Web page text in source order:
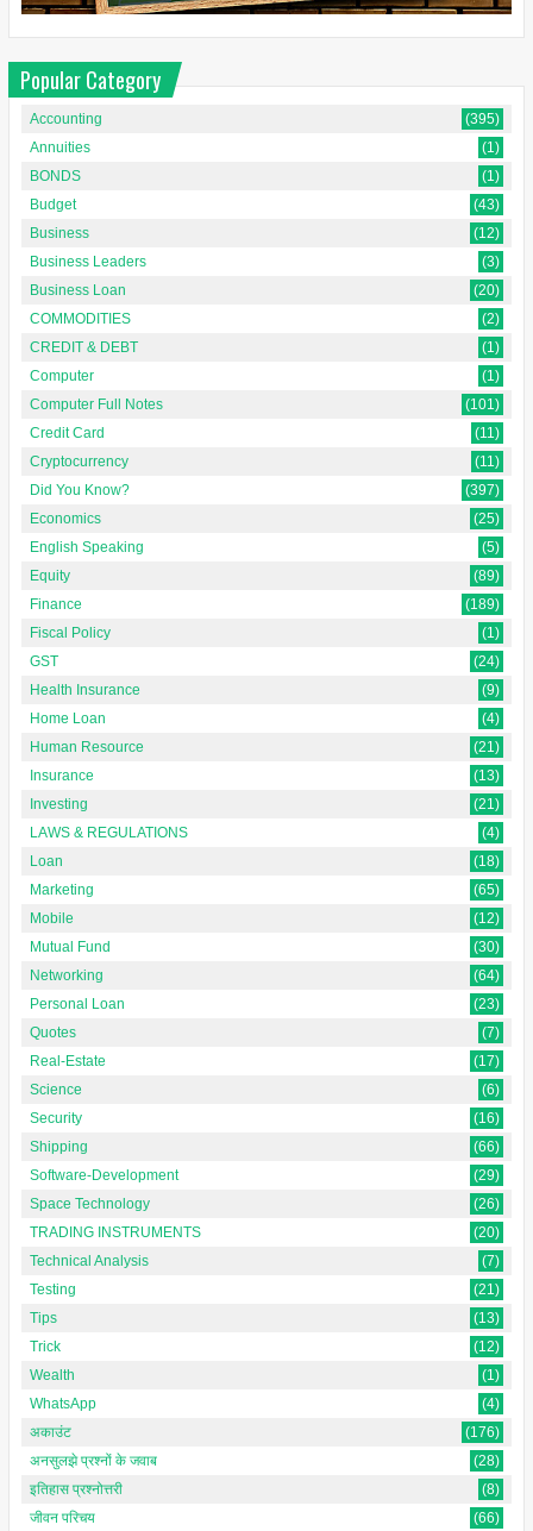
Popular Category
Accounting
(395)
Annuities
(1)
BONDS
(1)
Budget
(43)
Business
(12)
Business Leaders
(3)
Business Loan
(20)
COMMODITIES
(2)
CREDIT & DEBT
(1)
Computer
(1)
Computer Full Notes
(101)
Credit Card
(11)
Cryptocurrency
(11)
Did You Know?
(397)
Economics
(25)
English Speaking
(5)
Equity
(89)
Finance
(189)
Fiscal Policy
(1)
GST
(24)
Health Insurance
(9)
Home Loan
(4)
Human Resource
(21)
Insurance
(13)
Investing
(21)
LAWS & REGULATIONS
(4)
Loan
(18)
Marketing
(65)
Mobile
(12)
Mutual Fund
(30)
Networking
(64)
Personal Loan
(23)
Quotes
(7)
Real-Estate
(17)
Science
(6)
Security
(16)
Shipping
(66)
Software-Development
(29)
Space Technology
(26)
TRADING INSTRUMENTS
(20)
Technical Analysis
(7)
Testing
(21)
Tips
(13)
Trick
(12)
Wealth
(1)
WhatsApp
(4)
अकाउंट
(176)
अनसुलझे प्रश्नों के जवाब
(28)
इतिहास प्रश्नोत्तरी
(8)
जीवन परिचय
(66)